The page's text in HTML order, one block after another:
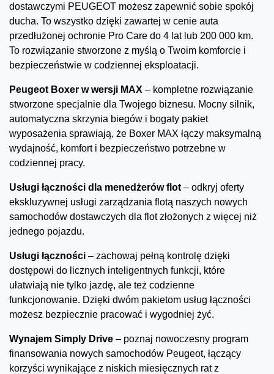
dostawczymi PEUGEOT możesz zapewnić sobie spokój
ducha. To wszystko dzięki zawartej w cenie auta
przedłużonej ochronie Pro Care do 4 lat lub 200 000 km.
To rozwiązanie stworzone z myślą o Twoim komforcie i
bezpieczeństwie w codziennej eksploatacji.
Peugeot Boxer w wersji MAX – kompletne rozwiązanie
stworzone specjalnie dla Twojego biznesu. Mocny silnik,
automatyczna skrzynia biegów i bogaty pakiet
wyposażenia sprawiają, że Boxer MAX łączy maksymalną
wydajność, komfort i bezpieczeństwo potrzebne w
codziennej pracy.
Usługi łączności dla menedżerów flot – odkryj oferty
ekskluzywnej usługi zarządzania flotą naszych nowych
samochodów dostawczych dla flot złożonych z więcej niż
jednego pojazdu.
Usługi łączności – zachowaj pełną kontrolę dzięki
dostępowi do licznych inteligentnych funkcji, które
ułatwiają nie tylko jazdę, ale też codzienne
funkcjonowanie. Dzięki dwóm pakietom usług łączności
możesz bezpiecznie pracować i wygodniej żyć.
Wynajem Simply Drive – poznaj nowoczesny program
finansowania nowych samochodów Peugeot, łączący
korzyści wynikające z niskich miesięcznych rat z